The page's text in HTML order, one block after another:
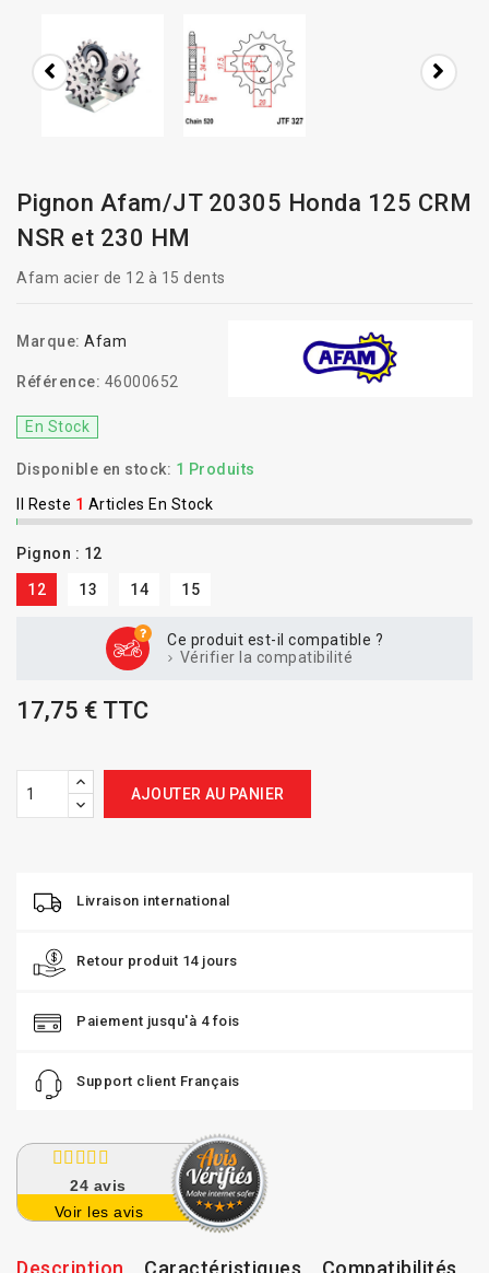
Pignon Afam/JT 20305 Honda 125 CRM
NSR et 230 HM
Afam acier de 12 à 15 dents
Marque: Afam
Référence: 46000652
En Stock
Disponible en stock: 1 Produits
Il Reste 1 Articles En Stock
Pignon : 12
12 13 14 15
Ce produit est-il compatible ?
Vérifier la compatibilité
17,75 € TTC
AJOUTER AU PANIER
Livraison international
Retour produit 14 jours
Paiement jusqu'à 4 fois
Support client Français
24 avis
Voir les avis
Description Caractéristiques Compatibilités